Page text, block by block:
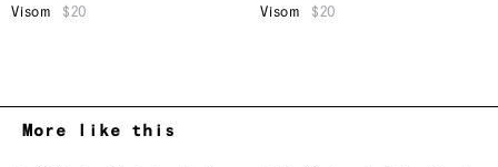
Visom $20 Visom $20
More like this